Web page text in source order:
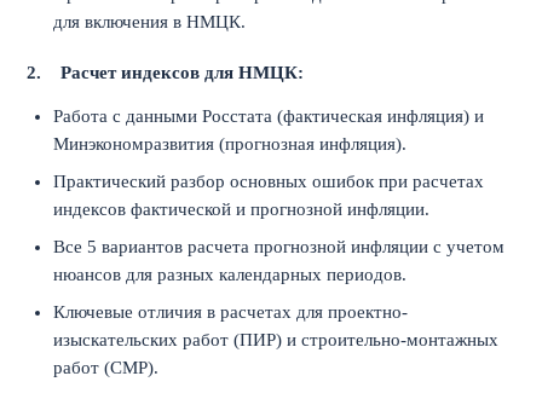
для включения в НМЦК.
2. Расчет индексов для НМЦК:
Работа с данными Росстата (фактическая инфляция) и
Минэкономразвития (прогнозная инфляция).
Практический разбор основных ошибок при расчетах
индексов фактической и прогнозной инфляции.
Все 5 вариантов расчета прогнозной инфляции с учетом
нюансов для разных календарных периодов.
Ключевые отличия в расчетах для проектно-
изыскательских работ (ПИР) и строительно-монтажных
работ (СМР).